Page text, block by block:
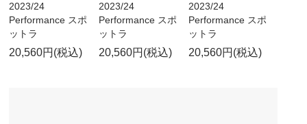
2023/24
Performance スポ
ットラ
20,560円(税込)
2023/24
Performance スポ
ットラ
20,560円(税込)
2023/24
Performance スポ
ットラ
20,560円(税込)